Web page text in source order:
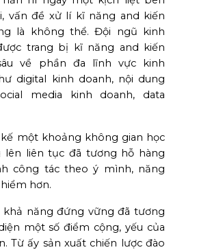
vấn đề xử lí kĩ năng and kiến
là không thể. Đội ngũ kinh
trang bị kĩ năng and kiến
về phần đa lĩnh vực kinh
digital kinh doanh, nội dung
media kinh doanh, data
một khoảng không gian học
lên liên tục đã tương hỗ hàng
công tác theo ý mình, năng
hơn.
năng đứng vững đã tương
một số điểm cộng, yếu của
Từ ấy sản xuất chiến lược đào